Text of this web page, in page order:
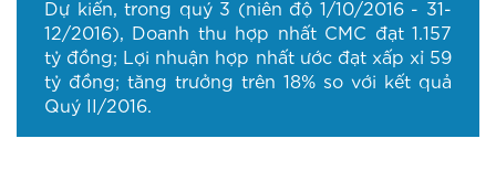
Dự kiến, trong quý 3 (niên độ 1/10/2016 - 31-
12/2016), Doanh thu hợp nhất CMC đạt 1.157
tỷ đồng; Lợi nhuận hợp nhất ước đạt xấp xỉ 59
tỷ đồng; tăng trưởng trên 18% so với kết quả
Quý II/2016.